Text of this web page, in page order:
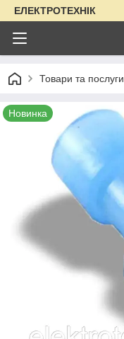
ЕЛЕКТРОТЕХНІК
Товари та послуги
Новинка